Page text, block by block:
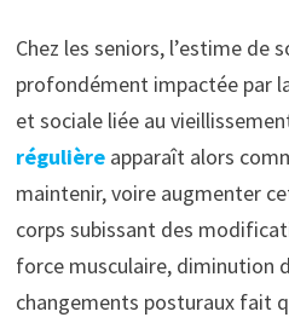
Chez les seniors, l’estime de
profondément impactée par
et sociale liée au
régulièreapparaît alors
maintenir, voire augmenter
corps subissant des
force musculaire, diminution
changements posturaux fait